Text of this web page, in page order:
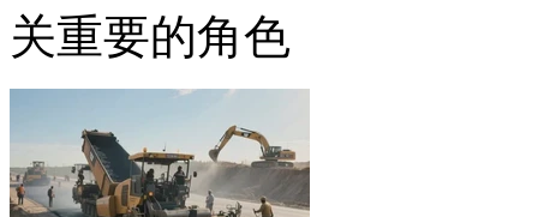
关重要的角色